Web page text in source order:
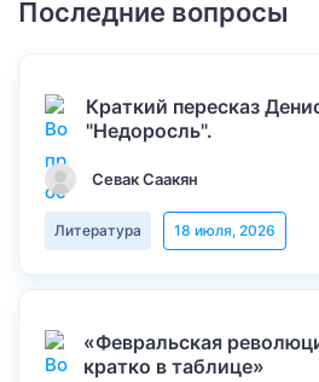
Последние вопросы
Краткий пересказ
"Недоросль".
Севак Саакян
Литература 18 июля, 2026
«Февральская
кратко в таблице»